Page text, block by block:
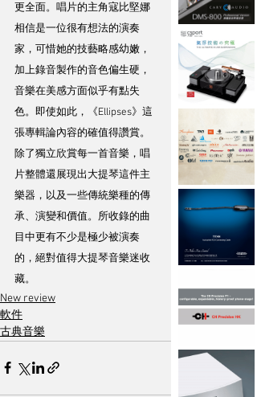
更全面。唱片的主角寇比堅娜
相信是一位很有想法的演奏
家，可惜她的技藝略感幼嫩，
加上錄音製作的音色偏生硬，
音樂在美感方面似乎有點失
色。即使如此，《Ellipses》這
張專輯論內容的確值得讚賞。
除了獨立欣賞每一首音樂，唱
片整體還展現出大提琴這件主
樂器，以及一些傳統樂種的傳
承、演變和價值。所收錄的曲
目中更有不少是極少被演奏
的，絕對值得大提琴音樂迷收
藏。
New review
軟件
古典音樂